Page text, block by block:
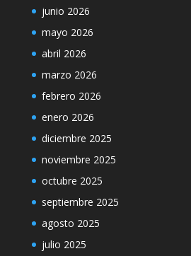
junio 2026
mayo 2026
abril 2026
marzo 2026
febrero 2026
enero 2026
diciembre 2025
noviembre 2025
octubre 2025
septiembre 2025
agosto 2025
julio 2025